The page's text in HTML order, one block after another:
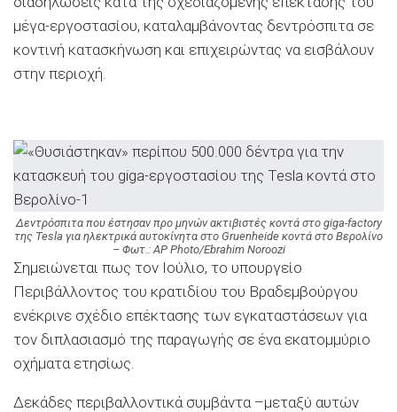
μέγα-εργοστασίου, καταλαμβάνοντας δεντρόσπιτα σε
κοντινή κατασκήνωση και επιχειρώντας να εισβάλουν
στην περιοχή.
Δεντρόσπιτα που έστησαν προ μηνών ακτιβιστές κοντά στο giga-factory
της Tesla για ηλεκτρικά αυτοκίνητα στο Gruenheide κοντά στο Βερολίνο
– Φωτ.: AP Photo/Ebrahim Noroozi
Σημειώνεται πως τον Ιούλιο, το υπουργείο
Περιβάλλοντος του κρατιδίου του Βραδεμβούργου
ενέκρινε σχέδιο επέκτασης των εγκαταστάσεων για
τον διπλασιασμό της παραγωγής σε ένα εκατομμύριο
οχήματα ετησίως.
Δεκάδες περιβαλλοντικά συμβάντα –μεταξύ αυτών